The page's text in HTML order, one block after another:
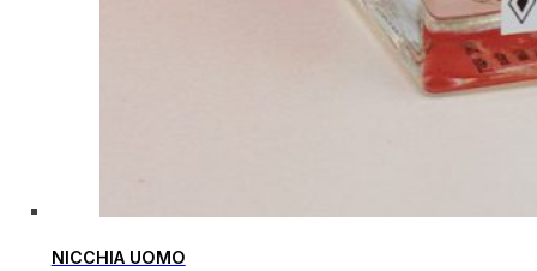
NICCHIA UOMO